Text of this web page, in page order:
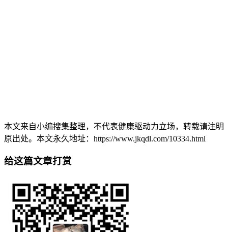
本文来自小编搜集整理，不代表健康驱动力立场，转载请注明
原出处。本文永久地址：https://www.jkqdl.com/10334.html
给这篇文章打赏